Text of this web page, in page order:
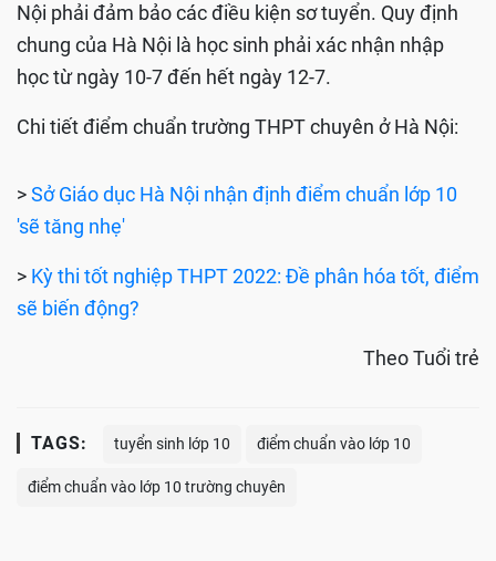
Nội phải đảm bảo các điều kiện sơ tuyển. Quy định
chung của Hà Nội là học sinh phải xác nhận nhập
học từ ngày 10-7 đến hết ngày 12-7.
Chi tiết điểm chuẩn trường THPT chuyên ở Hà Nội: